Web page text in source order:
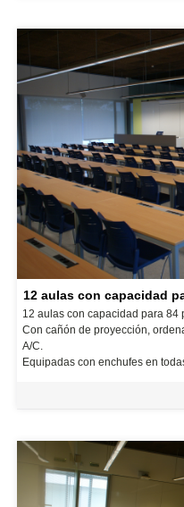
12 aulas con capacidad
12 aulas con capacidad para 84
Con cañón de proyección,
A/C.
Equipadas con enchufes en